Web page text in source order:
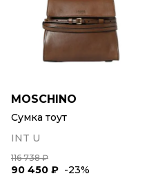
MOSCHINO
Сумка тоут
INT U
116 738 ₽
90 450 ₽ -23%